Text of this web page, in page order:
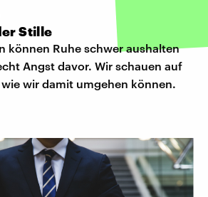
Stille
können Ruhe schwer aushalten
Angst davor. Wir schauen auf
wir damit umgehen können.